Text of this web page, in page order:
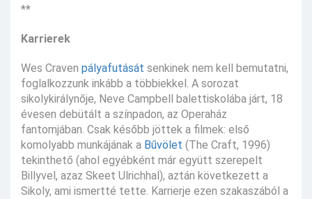
**
Karrierek
Wes Craven pályafutását senkinek nem kell bemutatni,
foglalkozzunk inkább a többiekkel. A sorozat
sikolykirálynője, Neve Campbell balettiskolába járt, 18
évesen debütált a színpadon, az Operaház
fantomjában. Csak később jöttek a filmek: első
komolyabb munkájának a Bűvölet (The Craft, 1996)
tekinthető (ahol egyébként már együtt szerepelt
Billyvel, azaz Skeet Ulrichhal), aztán következett a
Sikoly, ami ismertté tette. Karrierje ezen szakaszából a